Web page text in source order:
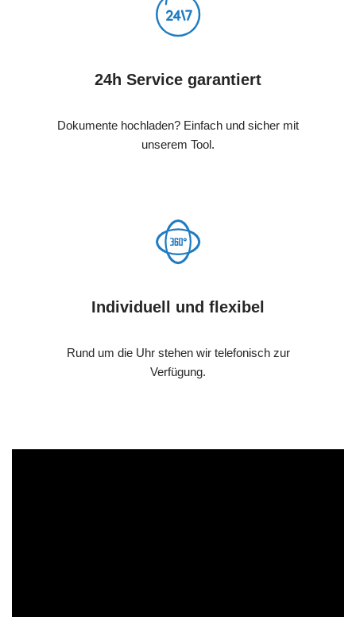
24h Service garantiert
Dokumente hochladen? Einfach und sicher mit
unserem Tool.
Individuell und flexibel
Rund um die Uhr stehen wir telefonisch zur
Verfügung.